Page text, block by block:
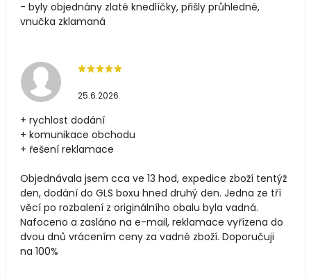
- byly objednány zlaté knedlíčky, přišly průhledné,
vnučka zklamaná
25.6.2026
+ rychlost dodání
+ komunikace obchodu
+ řešení reklamace
Objednávala jsem cca ve 13 hod, expedice zboží tentýž
den, dodání do GLS boxu hned druhý den. Jedna ze tří
věcí po rozbalení z originálního obalu byla vadná.
Nafoceno a zasláno na e-mail, reklamace vyřízena do
dvou dnů vrácením ceny za vadné zboží. Doporučuji
na 100%